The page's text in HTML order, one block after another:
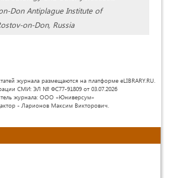
Don Antiplague Institute of
on-Don, Russia
журнала размещаются на платформе eLIBRARY.RU.
СМИ: ЭЛ № ФС77-91809 от 03.07.2026
журнала: ООО «Юниверсум»
- Ларионов Максим Викторович.